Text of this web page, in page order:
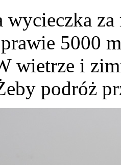
wycieczka
prawie 5000
wietrze i
podróż